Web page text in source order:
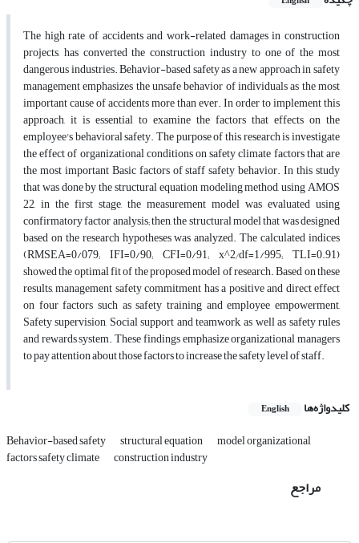
The high rate of accidents and work-related damages in construction
projects, has converted the construction industry to one of the most
dangerous industries. Behavior-based safety as a new approach in safety
management emphasizes the unsafe behavior of individuals as the most
important cause of accidents more than ever. In order to implement this
approach, it is essential to examine the factors that effects on the
employee's behavioral safety. The purpose of this research is investigate
the effect of organizational conditions on safety climate factors that are
the most important Basic factors of staff safety behavior. In this study
that was done by the structural equation modeling method, using AMOS
22, in the first stage, the measurement model was evaluated using
confirmatory factor analysis; then, the structural model that was designed
based on the research hypotheses was analyzed. The calculated indices
(RMSEA=0/079; IFI=0/90; CFI=0/91; x^2⁄df=1/995; TLI=0.91)
showed the optimal fit of the proposed model of research. Based on these
results, management safety commitment has a positive and direct effect
on four factors such as safety training and employee empowerment,
Safety supervision, Social support and teamwork, as well as safety rules
and rewards system. These findings emphasize organizational managers
to pay attention about those factors to increase the safety level of staff.
کلیدواژه‌ها English
Behavior-based safety structural equation model organizational
factors safety climate construction industry
مراجع